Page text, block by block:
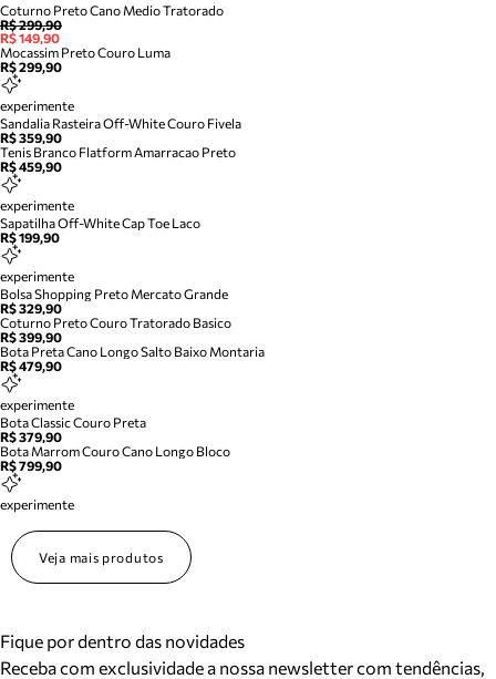
Coturno Preto Cano Medio Tratorado
R$ 299,90
R$ 149,90
Mocassim Preto Couro Luma
R$ 299,90
experimente
Sandalia Rasteira Off-White Couro Fivela
R$ 359,90
Tenis Branco Flatform Amarracao Preto
R$ 459,90
experimente
Sapatilha Off-White Cap Toe Laco
R$ 199,90
experimente
Bolsa Shopping Preto Mercato Grande
R$ 329,90
Coturno Preto Couro Tratorado Basico
R$ 399,90
Bota Preta Cano Longo Salto Baixo Montaria
R$ 479,90
experimente
Bota Classic Couro Preta
R$ 379,90
Bota Marrom Couro Cano Longo Bloco
R$ 799,90
experimente
Veja mais produtos
Fique por dentro das novidades
Receba com exclusividade a nossa newsletter com tendências,